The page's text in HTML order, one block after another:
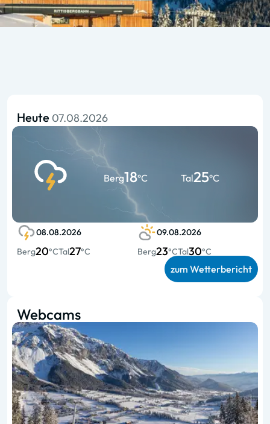
Heute 07.08.2026
Berg18°C Tal25°C
08.08.2026
Berg20°CTal27°C
09.08.2026
Berg23°CTal30°C
zum Wetterbericht
Webcams